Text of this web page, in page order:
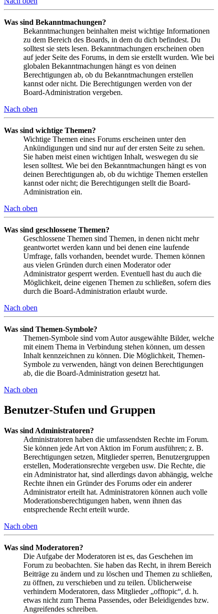
Was sind Bekanntmachungen?
Bekanntmachungen beinhalten meist wichtige Informationen
zu dem Bereich des Boards, in dem du dich befindest. Du
solltest sie stets lesen. Bekanntmachungen erscheinen oben
auf jeder Seite des Forums, in dem sie erstellt wurden. Wie bei
globalen Bekanntmachungen hängt es von deinen
Berechtigungen ab, ob du Bekanntmachungen erstellen
kannst oder nicht. Die Berechtigungen werden von der
Board-Administration vergeben.
Nach oben
Was sind wichtige Themen?
Wichtige Themen eines Forums erscheinen unter den
Ankündigungen und sind nur auf der ersten Seite zu sehen.
Sie haben meist einen wichtigen Inhalt, weswegen du sie
lesen solltest. Wie bei den Bekanntmachungen hängt es von
deinen Berechtigungen ab, ob du wichtige Themen erstellen
kannst oder nicht; die Berechtigungen stellt die Board-
Administration ein.
Nach oben
Was sind geschlossene Themen?
Geschlossene Themen sind Themen, in denen nicht mehr
geantwortet werden kann und bei denen eine laufende
Umfrage, falls vorhanden, beendet wurde. Themen können
aus vielen Gründen durch einen Moderator oder
Administrator gesperrt werden. Eventuell hast du auch die
Möglichkeit, deine eigenen Themen zu schließen, sofern dies
durch die Board-Administration erlaubt wurde.
Nach oben
Was sind Themen-Symbole?
Themen-Symbole sind vom Autor ausgewählte Bilder, welche
mit einem Thema in Verbindung stehen können, um dessen
Inhalt kennzeichnen zu können. Die Möglichkeit, Themen-
Symbole zu verwenden, hängt von deinen Berechtigungen
ab, die die Board-Administration gesetzt hat.
Nach oben
Benutzer-Stufen und Gruppen
Was sind Administratoren?
Administratoren haben die umfassendsten Rechte im Forum.
Sie können jede Art von Aktion im Forum ausführen; z. B.
Berechtigungen setzen, Mitglieder sperren, Benutzergruppen
erstellen, Moderationsrechte vergeben usw. Die Rechte, die
ein Administrator hat, sind allerdings davon abhängig, welche
Rechte ihnen ein Gründer des Forums oder ein anderer
Administrator erteilt hat. Administratoren können auch volle
Moderationsberechtigungen haben, wenn ihnen das
entsprechende Recht erteilt wurde.
Nach oben
Was sind Moderatoren?
Die Aufgabe der Moderatoren ist es, das Geschehen im
Forum zu beobachten. Sie haben das Recht, in ihrem Bereich
Beiträge zu ändern und zu löschen und Themen zu schließen,
zu öffnen, zu verschieben und zu teilen. Üblicherweise
verhindern Moderatoren, dass Mitglieder „offtopic“, d. h.
etwas nicht zum Thema Passendes, oder Beleidigendes bzw.
Angreifendes schreiben.